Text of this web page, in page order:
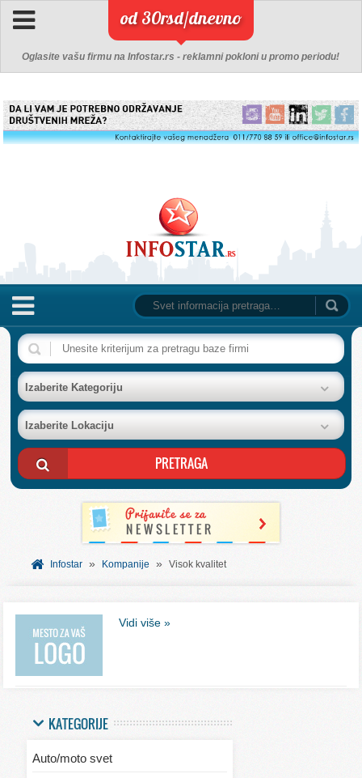
od 30rsd/dnevno
Oglasite vašu firmu na Infostar.rs - reklamni pokloni u promo periodu!
NASLOVNA
BAZA FIRMI
POSLOVNI OGLASI
AKCIJE I KATALOZI
BESPLATNI VAUČERI
SVET INFORMACIJA
Izaberite Kategoriju
Izaberite Lokaciju
Infostar » Kompanije » Visok kvalitet
Vidi više »
KATEGORIJE
Auto/moto svet